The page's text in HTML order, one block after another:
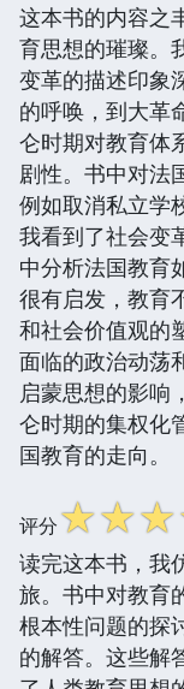
这本书的内容之
育思想的璀璨。
变革的描述印象
的呼唤，到大革
仑时期对教育体
剧性。书中对法
例如取消私立学
我看到了社会变
中分析法国教育
很有启发，教育
和社会价值观的
面临的政治动荡
启蒙思想的影响
仑时期的集权化
国教育的走向。
评分☆☆☆
读完这本书，我
旅。书中对教育
根本性问题的探
的解答。这些解